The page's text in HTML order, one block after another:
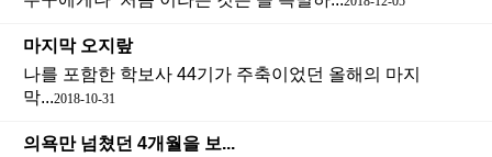
마지막 오지랖
나를 포함한 학보사 44기가 주축이었던 올해의 마지
막...2018-10-31
의욕만 넘쳤던 4개월을 보...